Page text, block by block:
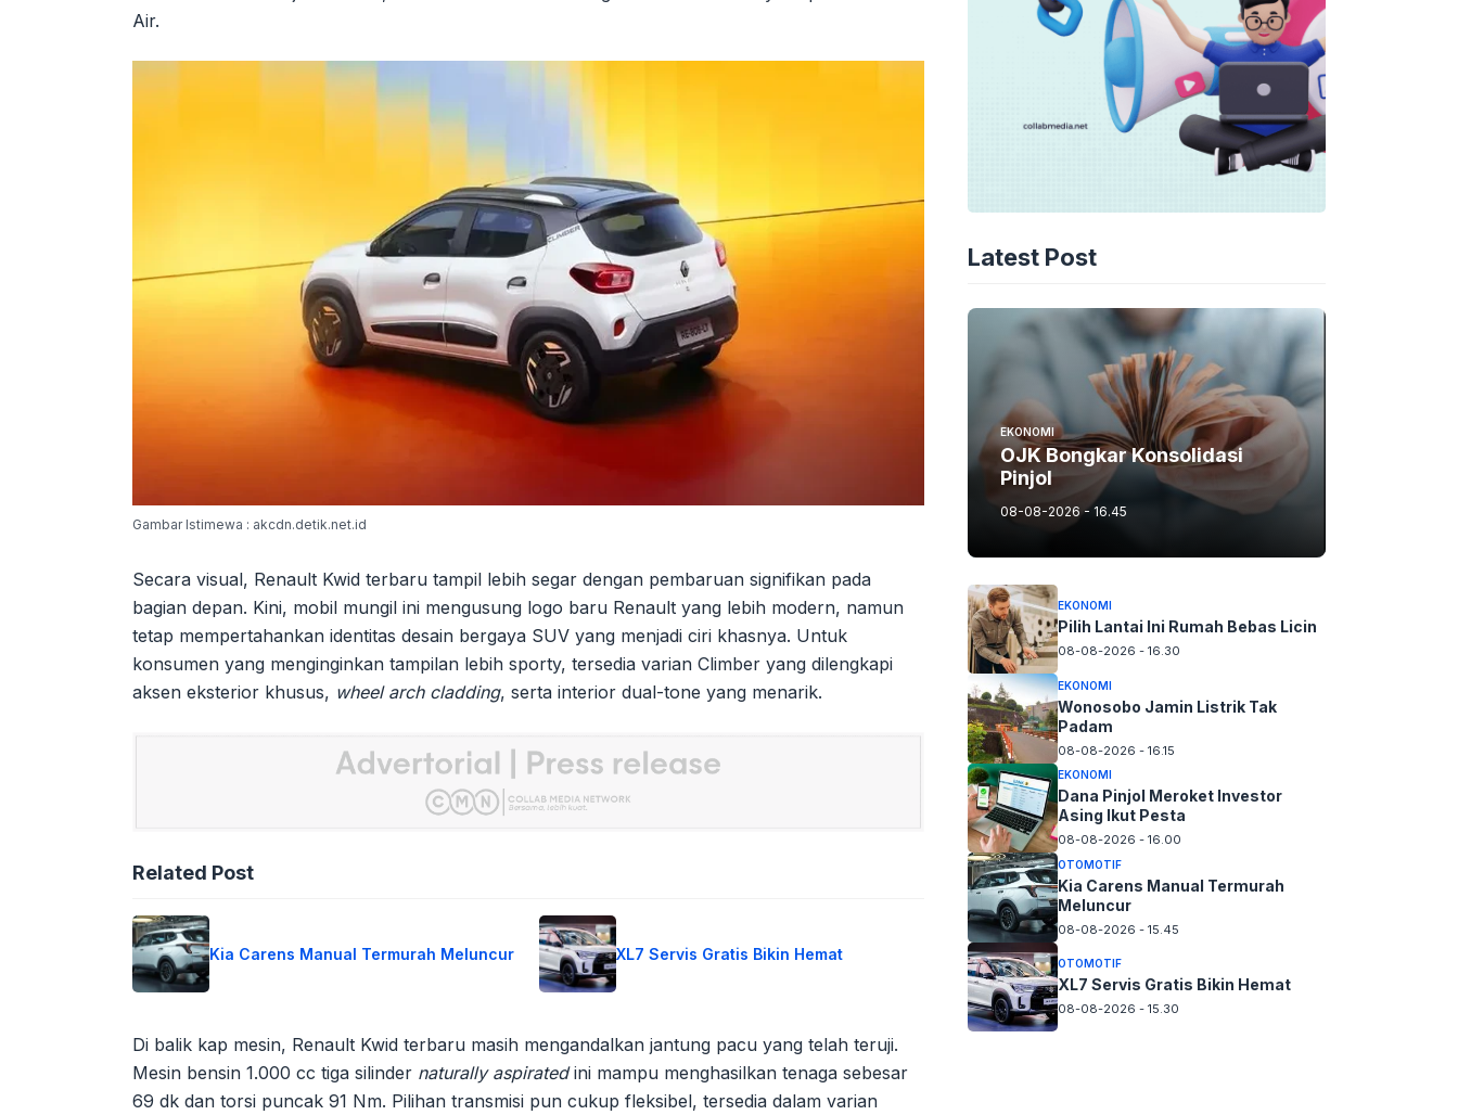
Air.
Gambar Istimewa : akcdn.detik.net.id
Secara visual, Renault Kwid terbaru tampil lebih segar dengan pembaruan signifikan pada
bagian depan. Kini, mobil mungil ini mengusung logo baru Renault yang lebih modern, namun
tetap mempertahankan identitas desain bergaya SUV yang menjadi ciri khasnya. Untuk
konsumen yang menginginkan tampilan lebih sporty, tersedia varian Climber yang dilengkapi
aksen eksterior khusus, wheel arch cladding, serta interior dual-tone yang menarik.
Related Post
Kia Carens Manual Termurah Meluncur XL7 Servis Gratis Bikin Hemat
Di balik kap mesin, Renault Kwid terbaru masih mengandalkan jantung pacu yang telah teruji.
Mesin bensin 1.000 cc tiga silinder naturally aspiratedini mampu menghasilkan tenaga sebesar
69 dk dan torsi puncak 91 Nm. Pilihan transmisi pun cukup fleksibel, tersedia dalam varian
Latest Post
EKONOMI
OJK Bongkar Konsolidasi
Pinjol
08-08-2026 - 16.45
EKONOMI
Pilih Lantai Ini Rumah Bebas Licin
08-08-2026 - 16.30
EKONOMI
Wonosobo Jamin Listrik Tak
Padam
08-08-2026 - 16.15
EKONOMI
Dana Pinjol Meroket Investor
Asing Ikut Pesta
08-08-2026 - 16.00
OTOMOTIF
Kia Carens Manual Termurah
Meluncur
08-08-2026 - 15.45
OTOMOTIF
XL7 Servis Gratis Bikin Hemat
08-08-2026 - 15.30